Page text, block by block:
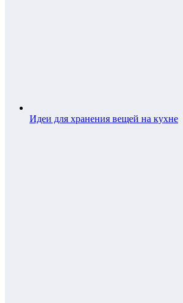
Идеи для хранения вещей на кухне